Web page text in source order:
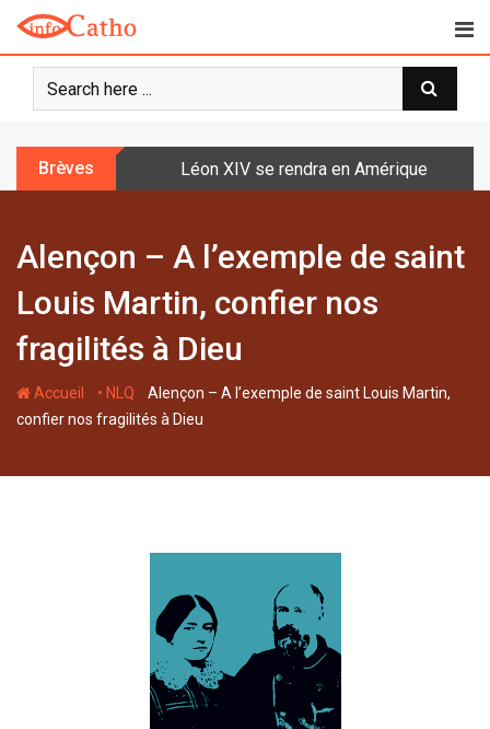
o
Brèves Léon XIV se rendra en Amérique latine à
Alençon – A l’exemple de saint
Louis Martin, confier nos
fragilités à Dieu
Accueil - • NLQ -Alençon – A l’exemple de saint Louis Martin,
confier nos fragilités à Dieu